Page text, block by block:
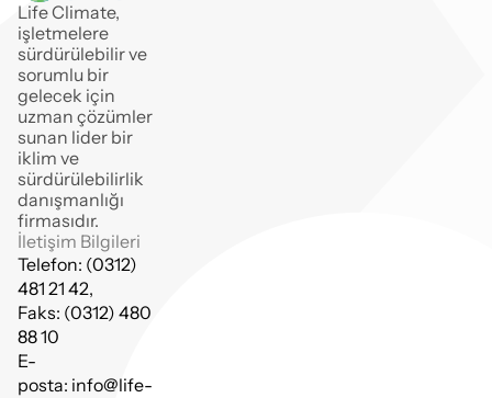
Life Climate,
işletmelere
sürdürülebilir ve
sorumlu bir
gelecek için
sunan lider bir
iklim ve
sürdürülebilirlik
danışmanlığı
firmasıdır.
İletişim Bilgileri
Telefon: (0312)
481 21 42,
Faks: (0312) 480
88 10
E-
posta: info@life-